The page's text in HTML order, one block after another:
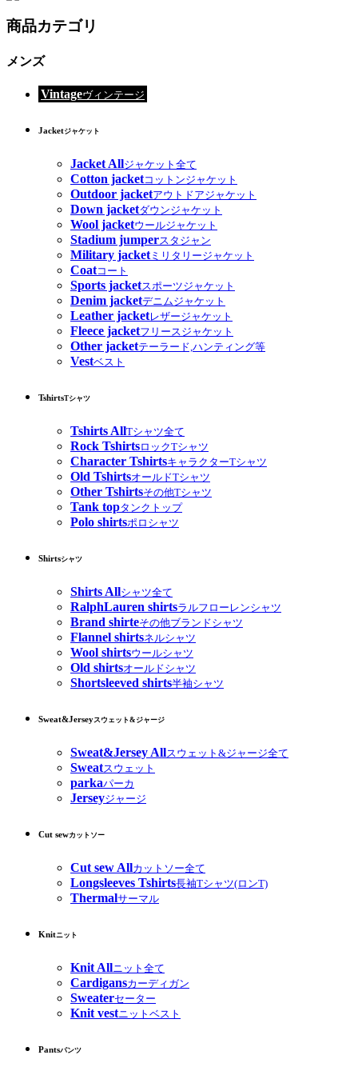
商品カテゴリ
メンズ
Vintageヴィンテージ
Jacketジャケット
Jacket Allジャケット全て
Cotton jacketコットンジャケット
Outdoor jacketアウトドアジャケット
Down jacketダウンジャケット
Wool jacketウールジャケット
Stadium jumperスタジャン
Military jacketミリタリージャケット
Coatコート
Sports jacketスポーツジャケット
Denim jacketデニムジャケット
Leather jacketレザージャケット
Fleece jacketフリースジャケット
Other jacketテーラード,ハンティング等
Vestベスト
TshirtsTシャツ
Tshirts AllTシャツ全て
Rock TshirtsロックTシャツ
Character TshirtsキャラクターTシャツ
Old TshirtsオールドTシャツ
Other Tshirtsその他Tシャツ
Tank topタンクトップ
Polo shirtsポロシャツ
Shirtsシャツ
Shirts Allシャツ全て
RalphLauren shirtsラルフローレンシャツ
Brand shirteその他ブランドシャツ
Flannel shirtsネルシャツ
Wool shirtsウールシャツ
Old shirtsオールドシャツ
Shortsleeved shirts半袖シャツ
Sweat&Jerseyスウェット&ジャージ
Sweat&Jersey Allスウェット&ジャージ全て
Sweatスウェット
parkaパーカ
Jerseyジャージ
Cut sewカットソー
Cut sew Allカットソー全て
Longsleeves Tshirts長袖Tシャツ(ロンT)
Thermalサーマル
Knitニット
Knit Allニット全て
Cardigansカーディガン
Sweaterセーター
Knit vestニットベスト
Pantsパンツ